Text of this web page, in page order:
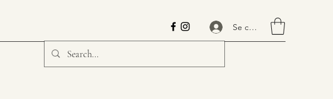
Se connecter